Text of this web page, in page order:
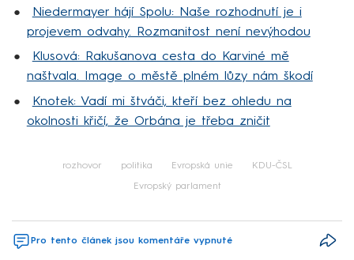
Niedermayer hájí Spolu: Naše rozhodnutí je i
projevem odvahy. Rozmanitost není nevýhodou
Klusová: Rakušanova cesta do Karviné mě
naštvala. Image o městě plném lůzy nám škodí
Knotek: Vadí mi štváči, kteří bez ohledu na
okolnosti křičí, že Orbána je třeba zničit
rozhovor politika Evropská unie KDU-ČSL
Evropský parlament
Pro tento článek jsou komentáře vypnuté